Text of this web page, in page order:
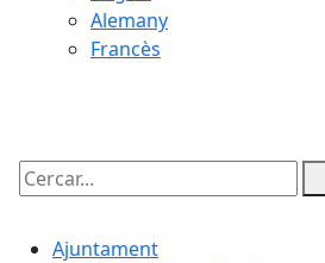
Alemany
Francès
Cercar:
Ajuntament